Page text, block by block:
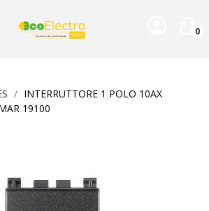
0
INTERRUTTORE 1 POLO 10AX
19100